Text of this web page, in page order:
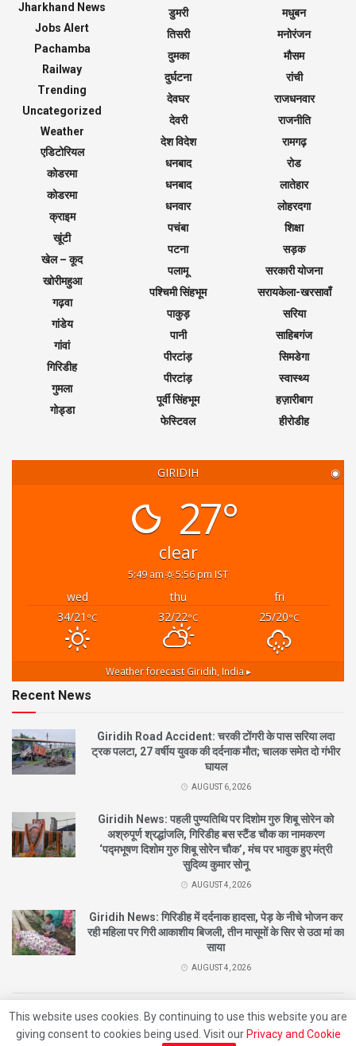
Jharkhand News
Jobs Alert
Pachamba
Railway
Trending
Uncategorized
Weather
एडिटोरियल
कोडरमा
कोडरमा
क्राइम
खूंटी
खेल – कूद
खोरीमहुआ
गढ़वा
गांडेय
गांवां
गिरिडीह
गुमला
गोड्डा
डुमरी
तिसरी
दुमका
दुर्घटना
देवघर
देवरी
देश विदेश
धनबाद
धनबाद
धनवार
पचंबा
पटना
पलामू
पश्चिमी सिंहभूम
पाकुड़
पानी
पीरटांड़
पीरटांड़
पूर्वी सिंहभूम
फेस्टिवल
मधुबन
मनोरंजन
मौसम
रांची
राजधनवार
राजनीति
रामगढ़
रोड
लातेहार
लोहरदगा
शिक्षा
सड़क
सरकारी योजना
सरायकेला-खरसावाँ
सरिया
साहिबगंज
सिमडेगा
स्वास्थ्य
हज़ारीबाग
हीरोडीह
GIRIDIH ◉
27°
clear
5:49 am 5:56 pm IST
wed thu
fri
34/21 °C 32/22°C 25/20°C
Weather forecast Giridih, India ▸
Recent News
Giridih Road Accident: चरकी टोंगरी के पास सरिया लदा
ट्रक पलटा, 27 वर्षीय युवक की दर्दनाक मौत; चालक समेत दो गंभीर
घायल
AUGUST 6, 2026
Giridih News: पहली पुण्यतिथि पर दिशोम गुरु शिबू सोरेन को
अश्रुपूर्ण श्रद्धांजलि, गिरिडीह बस स्टैंड चौक का नामकरण
‘पद्मभूषण दिशोम गुरु शिबू सोरेन चौक’, मंच पर भावुक हुए मंत्री
सुदिव्य कुमार सोनू
AUGUST 4, 2026
Giridih News: गिरिडीह में दर्दनाक हादसा, पेड़ के नीचे भोजन कर
रही महिला पर गिरी आकाशीय बिजली, तीन मासूमों के सिर से उठा मां का
साया
AUGUST 4, 2026
© 2021City News Giridih | Designed ByNishantDeveloped ByBeat Of Life
This website uses cookies. By continuing to use this website you are
giving consent to cookies being used. Visit our Privacy and Cookie